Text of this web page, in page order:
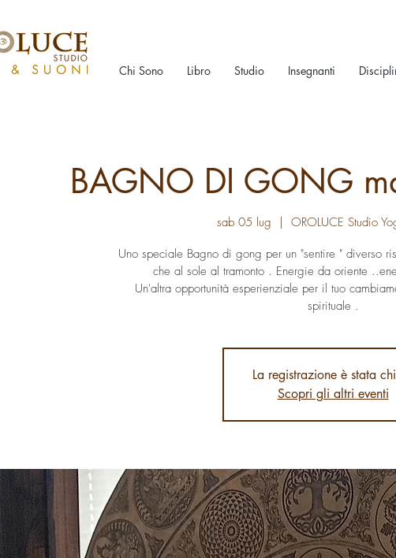
Chi Sono Libro Studio Insegnanti
BAGNO DI GONG
sab 05 lug
  |
OROLUCE Studio
Uno speciale Bagno di gong per un "sentire " diverso
che al sole al tramonto . Energie da oriente
Un'altra opportunità esperienziale per il tuo
La registrazione è stata
Scopri gli altri eventi